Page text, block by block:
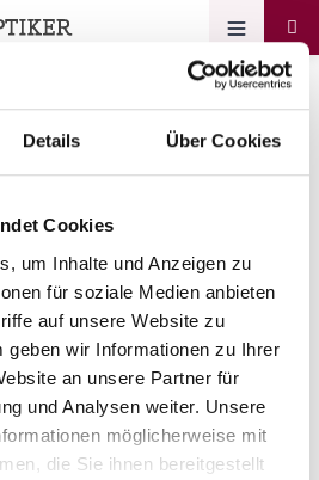
Details Über Cookies
Cookies
um Inhalte und Anzeigen zu
für soziale Medien anbieten
auf unsere Website zu
geben wir Informationen zu Ihrer
an unsere Partner für
und Analysen weiter. Unsere
möglicherweise mit
die Sie ihnen bereitgestellt
vergessen